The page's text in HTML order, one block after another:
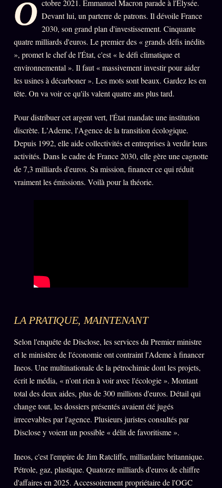
Oracle Anniversaire
Oracle Carte du Jour
Oracle Algorithme
Audit Social
LIVRES
KÉTAMINE2019
BRAQUAGE 2021
SUSPECTE 2022
Compte Suspendu 2024
L'Association ★
Cercle Privé 30€/M
Mécène
Témoignages85 000
Lectures des sœurs
Bienvenue nouveau membre
Se connecter
O ctobre 2021. Emmanuel Macron parade à l'Élysée.
Devant lui, un parterre de patrons. Il dévoile France
2030, son grand plan d'investissement. Cinquante
quatre milliards d'euros. Le premier des « grands défis inédits
», promet le chef de l'État, c'est « le défi climatique et
environnemental ». Il faut « massivement investir pour aider
les usines à décarboner ». Les mots sont beaux. Gardez les en
tête. On va voir ce qu'ils valent quatre ans plus tard.
Pour distribuer cet argent vert, l'État mandate une institution
discrète. L'Ademe, l'Agence de la transition écologique.
Depuis 1992, elle aide collectivités et entreprises à verdir leurs
activités. Dans le cadre de France 2030, elle gère une cagnotte
de 7,3 milliards d'euros. Sa mission, financer ce qui réduit
vraiment les émissions. Voilà pour la théorie.
LA PRATIQUE, MAINTENANT
Selon l'enquête de Disclose, les services du Premier ministre
et le ministère de l'économie ont contraint l'Ademe à financer
Ineos. Une multinationale de la pétrochimie dont les projets,
écrit le média, « n'ont rien à voir avec l'écologie ». Montant
total des deux aides, plus de 300 millions d'euros. Détail qui
change tout, les dossiers présentés avaient été jugés
irrecevables par l'agence. Plusieurs juristes consultés par
Disclose y voient un possible « délit de favoritisme ».
Ineos, c'est l'empire de Jim Ratcliffe, milliardaire britannique.
Pétrole, gaz, plastique. Quatorze milliards d'euros de chiffre
d'affaires en 2025. Accessoirement propriétaire de l'OGC